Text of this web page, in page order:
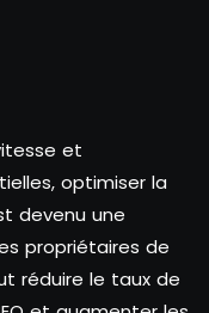
et
optimiser la
devenu une
propriétaires de
réduire le taux de